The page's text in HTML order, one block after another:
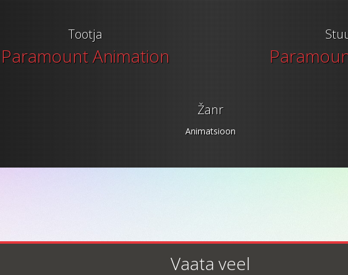
Tootja
Paramount Animation
Žanr
Animatsioon
Vaata veel